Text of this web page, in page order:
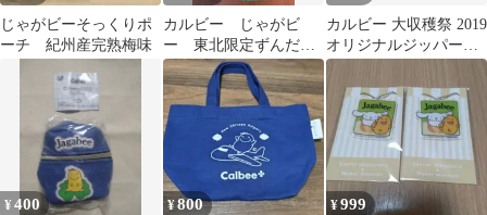
じゃがビーそっくりポ
ーチ 紀州産完熟梅味
カルビー じゃがビ
ー 東北限定ずんだ味5
袋、信州限定わさび醤
油味5袋
カルビー 大収穫祭 2019
オリジナルジッパーバ
ッグセット
¥400 ¥800 ¥999